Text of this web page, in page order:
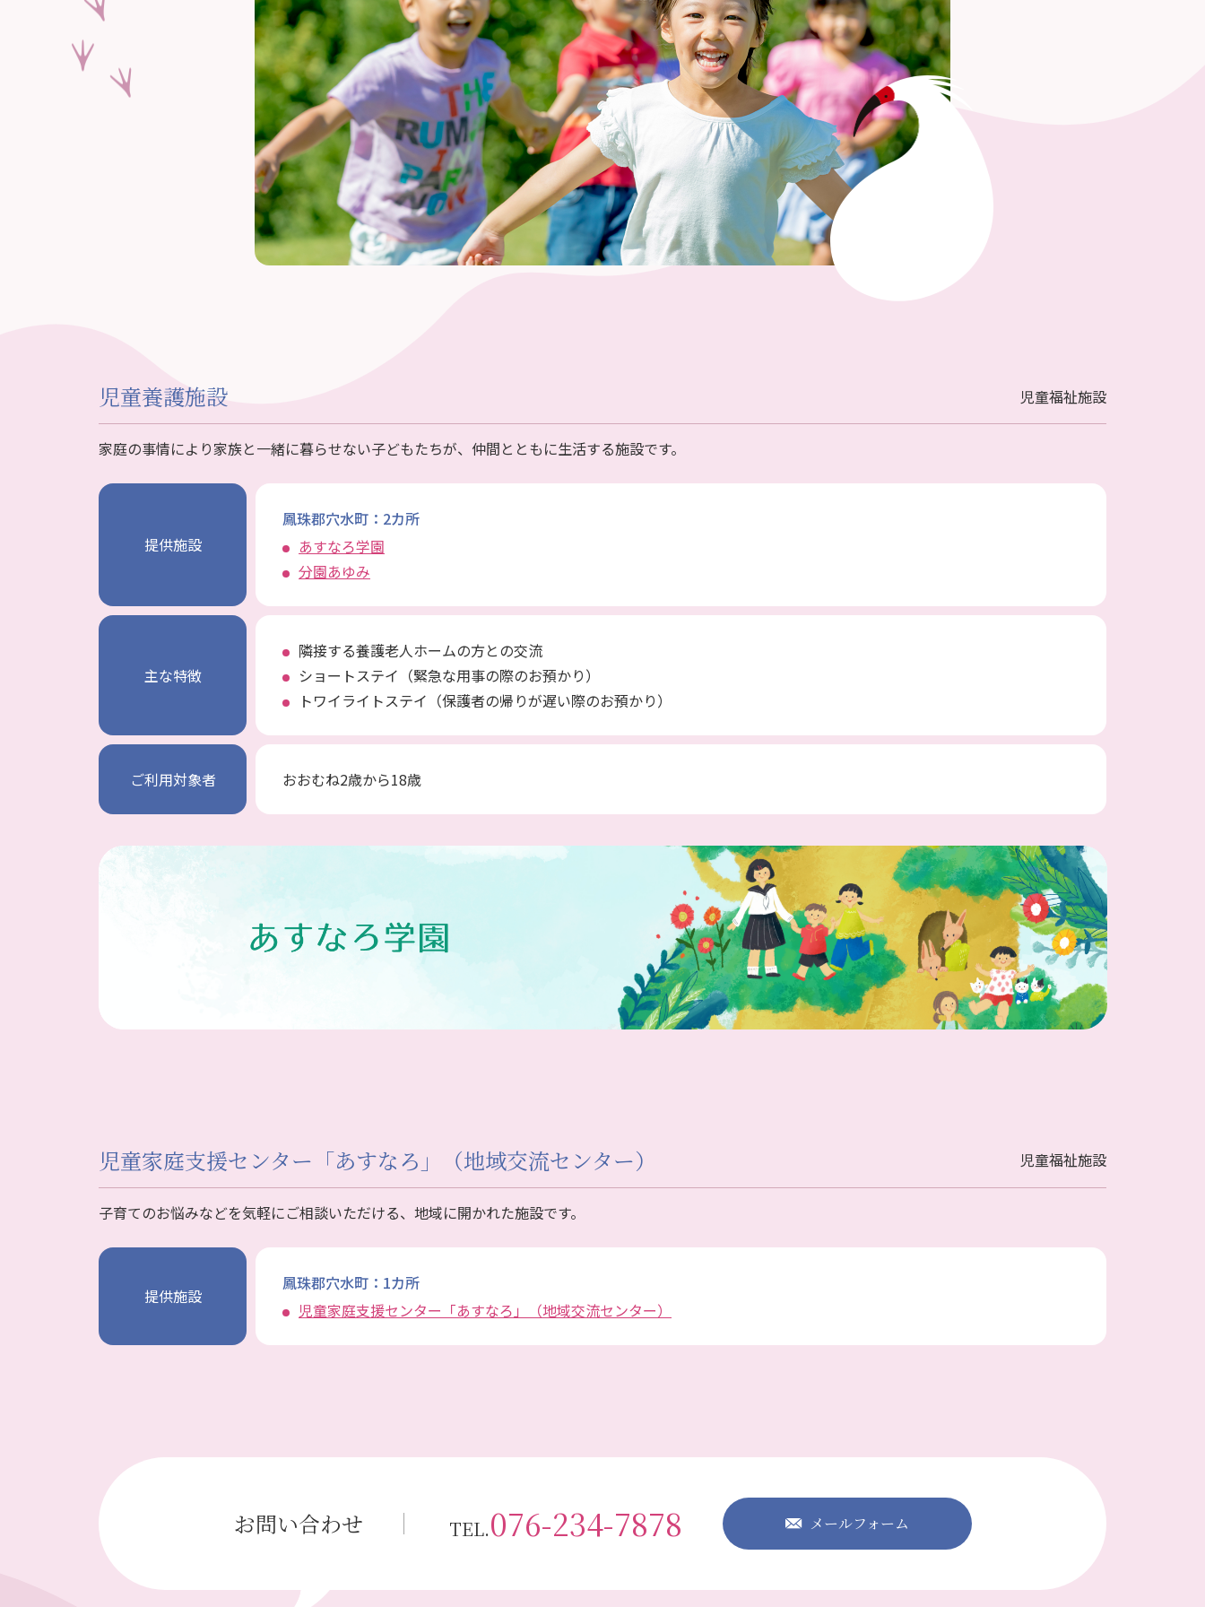
児童養護施設 児童福祉施設
家庭の事情により家族と一緒に暮らせない子どもたちが、仲間とともに生活する施設です。
提供施設
鳳珠郡穴水町：2カ所
あすなろ学園
分園あゆみ
主な特徴
隣接する養護老人ホームの方との交流
ショートステイ（緊急な用事の際のお預かり）
トワイライトステイ（保護者の帰りが遅い際のお預かり）
ご利用対象者 おおむね2歳から18歳
児童家庭支援センター「あすなろ」（地域交流センター） 児童福祉施設
子育てのお悩みなどを気軽にご相談いただける、地域に開かれた施設です。
提供施設
鳳珠郡穴水町：1カ所
児童家庭支援センター「あすなろ」（地域交流センター）
お問い合わせ TEL.076-234-7878 メールフォーム